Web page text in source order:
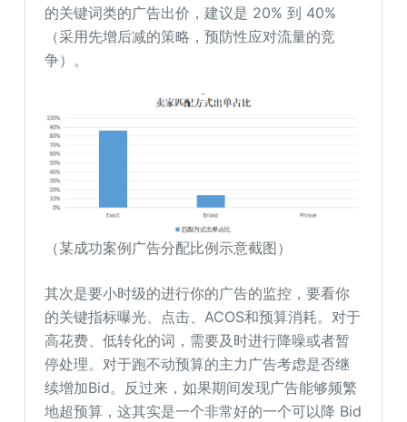
的关键词类的广告出价，建议是 20% 到 40%
（采用先增后减的策略，预防性应对流量的竞
争）。
（某成功案例广告分配比例示意截图）
其次是要小时级的进行你的广告的监控，要看你
的关键指标曝光、点击、ACOS和预算消耗。对于
高花费、低转化的词，需要及时进行降噪或者暂
停处理。对于跑不动预算的主力广告考虑是否继
续增加Bid。反过来，如果期间发现广告能够频繁
地超预算，这其实是一个非常好的一个可以降 Bid